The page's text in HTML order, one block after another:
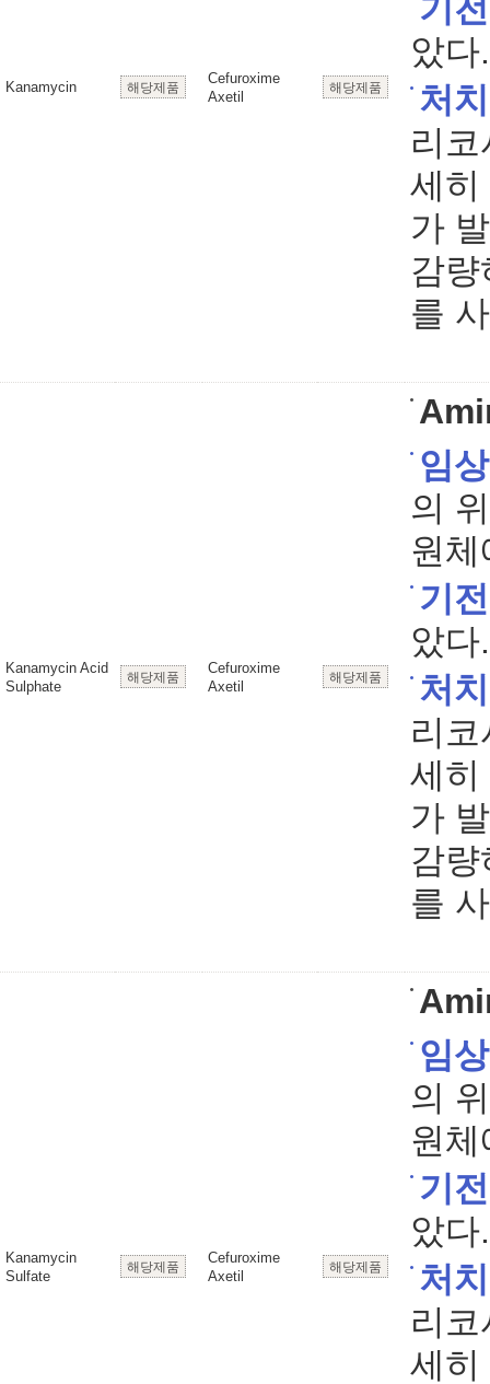
Kanamycin 해당제품
Cefuroxime
Axetil
해당제품
기전
았다.
처치
리
세히
가
감
를
Kanamycin Acid
Sulphate
해당제품
Cefuroxime
Axetil
해당제품
임
의
원
기전
았다.
처치
리
세히
가
감
를
Kanamycin
Sulfate
해당제품
Cefuroxime
Axetil
해당제품
임
의
원
기전
았다.
처치
리
세히